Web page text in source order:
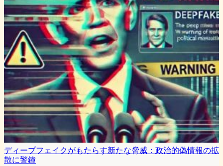
ディープフェイクがもたらす新たな脅威：政治的偽情報の拡
散に警鐘